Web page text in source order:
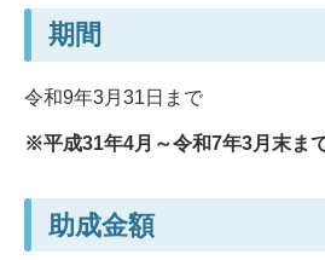
期間
令和9年3月31日まで
※平成31年4月～令和7年3月末ま
助成金額